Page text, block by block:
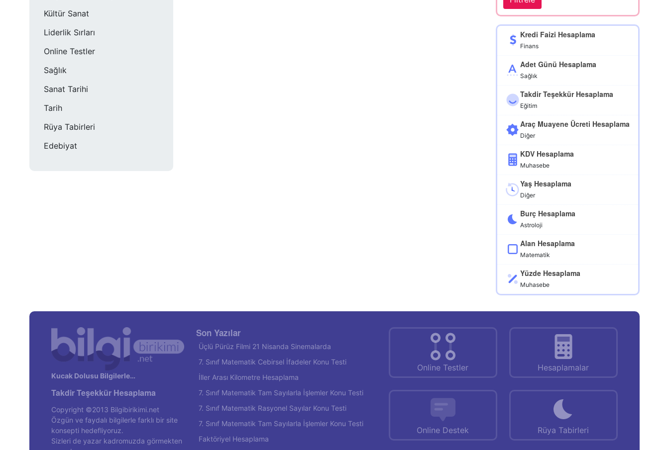
Kültür Sanat
Liderlik Sırları
Online Testler
Sağlık
Sanat Tarihi
Tarih
Rüya Tabirleri
Edebiyat
Kredi Faizi Hesaplama
Finans
Adet Günü Hesaplama
Sağlık
Takdir Teşekkür Hesaplama
Eğitim
Araç Muayene Ücreti Hesaplama
Diğer
KDV Hesaplama
Muhasebe
Yaş Hesaplama
Diğer
Burç Hesaplama
Astroloji
Alan Hesaplama
Matematik
Yüzde Hesaplama
Muhasebe
Kucak Dolusu Bilgilerle…
Takdir Teşekkür Hesaplama
Copyright ©2013 Bilgibirikimi.net
Özgün ve faydalı bilgilerle farklı bir site
konsepti hedefliyoruz.
Sizleri de yazar kadromuzda görmekten
Son Yazılar
Üçlü Pürüz Filmi 21 Nisanda Sinemalarda
7. Sınıf Matematik Cebirsel İfadeler Konu Testi
İller Arası Kilometre Hesaplama
7. Sınıf Matematik Tam Sayılarla İşlemler Konu Testi
7. Sınıf Matematik Rasyonel Sayılar Konu Testi
7. Sınıf Matematik Tam Sayılarla İşlemler Konu Testi
Faktöriyel Hesaplama
Online Testler Hesaplamalar
Online Destek Rüya Tabirleri